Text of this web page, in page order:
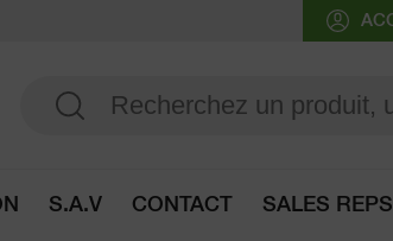
S.A.V CONTACT SALES REPS
au guide de sélection